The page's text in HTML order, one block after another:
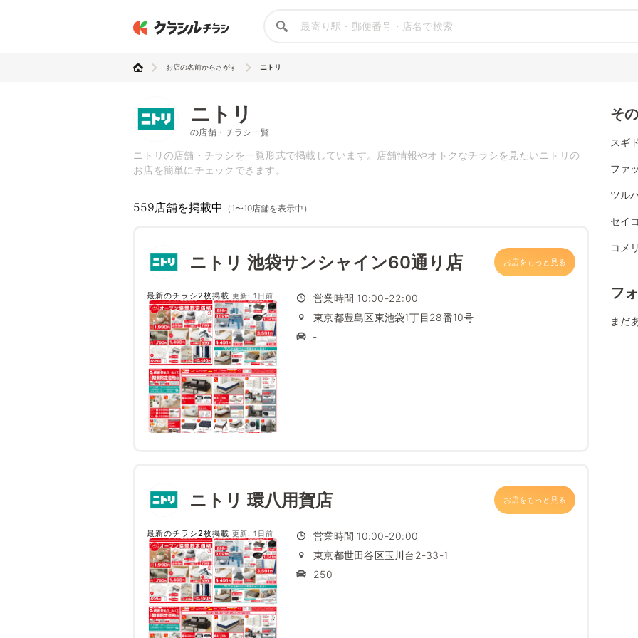
お店の名前からさがす ニトリ
ニトリ
の店舗・チラシ一覧
ニトリの店舗・チラシを一覧形式で掲載しています。店舗情報やオトクなチラシを見たいニトリの
お店を簡単にチェックできます。
559店舗を掲載中 （1〜10店舗を表示中）
ニトリ 池袋サンシャイン60通り店 お店をもっと見る
最新のチラシ2枚掲載 更新: 1日前
営業時間 10:00-22:00
東京都豊島区東池袋1丁目28番10号
‐
ニトリ 環八用賀店 お店をもっと見る
最新のチラシ2枚掲載 更新: 1日前
営業時間 10:00-20:00
東京都世田谷区玉川台2-33-1
250
そ
スギ
ファ
ツル
セイ
コメ
フ
まだ